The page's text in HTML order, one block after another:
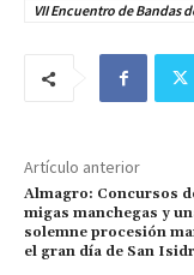
VII Encuentro de Bandas
Artículo anterior
Almagro: Concursos
migas manchegas y
solemne procesión
el gran día de San